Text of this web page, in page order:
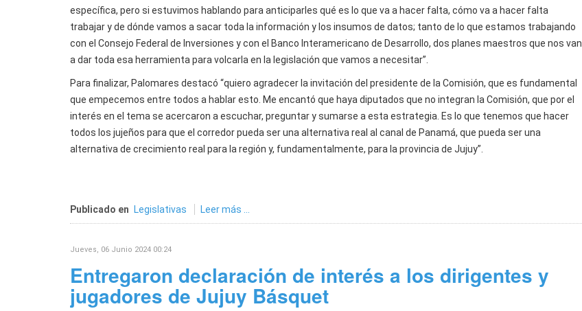
específica, pero si estuvimos hablando para anticiparles qué es lo que va a hacer falta, cómo va a hacer falta
trabajar y de dónde vamos a sacar toda la información y los insumos de datos; tanto de lo que estamos trabajando
con el Consejo Federal de Inversiones y con el Banco Interamericano de Desarrollo, dos planes maestros que nos van
a dar toda esa herramienta para volcarla en la legislación que vamos a necesitar”.
Para finalizar, Palomares destacó “quiero agradecer la invitación del presidente de la Comisión, que es fundamental
que empecemos entre todos a hablar esto. Me encantó que haya diputados que no integran la Comisión, que por el
interés en el tema se acercaron a escuchar, preguntar y sumarse a esta estrategia. Es lo que tenemos que hacer
todos los jujeños para que el corredor pueda ser una alternativa real al canal de Panamá, que pueda ser una
alternativa de crecimiento real para la región y, fundamentalmente, para la provincia de Jujuy”.
Publicado en Legislativas Leer más ...
Jueves, 06 Junio 2024 00:24
Entregaron declaración de interés a los dirigentes y
jugadores de Jujuy Básquet